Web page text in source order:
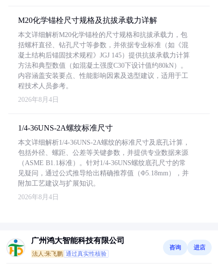
M20化学锚栓尺寸规格及抗拔承载力详解
本文详细解析M20化学锚栓的尺寸规格和抗拔承载力，包
括螺杆直径、钻孔尺寸等参数，并依据专业标准（如《混
凝土结构后锚固技术规程》JGJ 145）提供抗拔承载力计算
方法和典型数值（如混凝土强度C30下设计值约80kN）。
内容涵盖安装要点、性能影响因素及选型建议，适用于工
程技术人员参考。
2026年8月4日
1/4-36UNS-2A螺纹标准尺寸
本文详细解析1/4-36UNS-2A螺纹的标准尺寸及底孔计算，
包括外径、螺距、公差等关键参数，并提供专业数据来源
（ASME B1.1标准）。针对1/4-36UNS螺纹底孔尺寸的常
见疑问，通过公式推导给出精确推荐值（Φ5.18mm），并
附加工艺建议与扩展知识。
2026年8月4日
广州鸿大智能科技有限公司
法人:朱飞鹏 通过真实性核验
咨询 进店